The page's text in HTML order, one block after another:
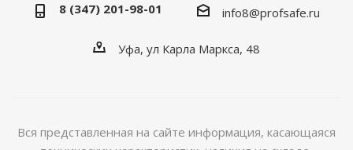
8 (347) 201-98-01 info8@profsafe.ru
Уфа, ул Карла Маркса, 48
Вся представленная на сайте информация, касающаяся